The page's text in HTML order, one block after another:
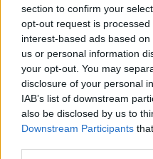
section to confirm your
opt-out request is
interest-based ads based
us or personal information
your opt-out. You may
disclosure of your personal
IAB’s list of downstream
also be disclosed by us to
Downstream Participants
T. szereti
Pedig
nőknek,